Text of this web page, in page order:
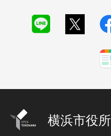
横浜市役所